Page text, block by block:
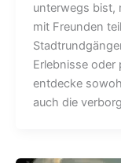
unterwegs bist,
mit Freunden
Erlebnisse oder
entdecke
auch die